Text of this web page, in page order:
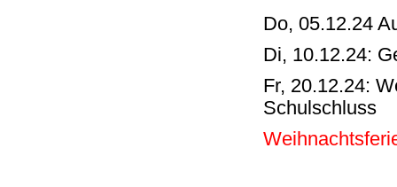
Do, 05.12.24
Di, 10.12.24:
Fr, 20.12.24:
Schulschluss